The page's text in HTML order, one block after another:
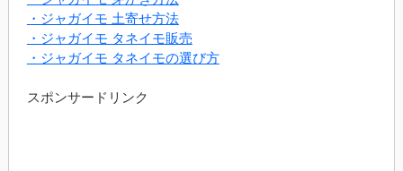
・ジャガイモ 土寄せ方法
・ジャガイモ タネイモ販売
・ジャガイモ タネイモの選び方
スポンサードリンク